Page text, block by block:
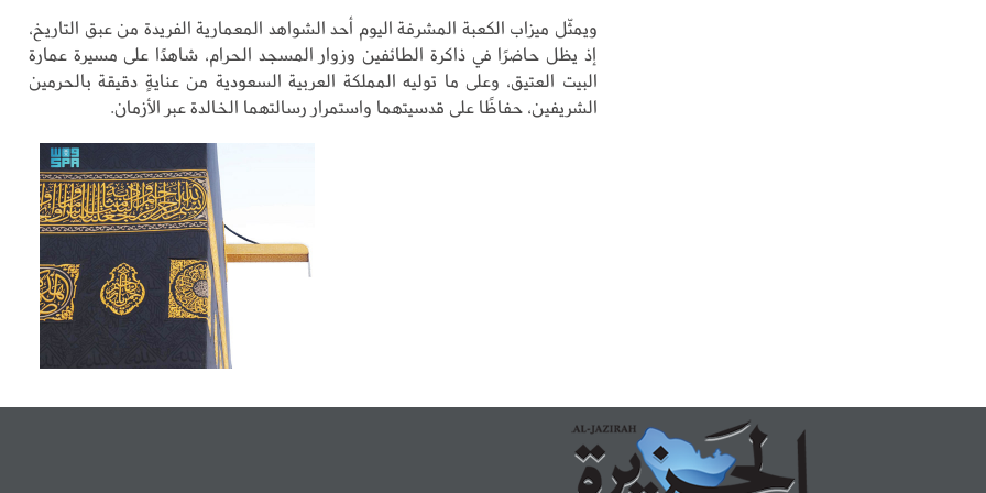
ويمثّل ميزاب الكعبة المشرفة اليوم أحد الشواهد المعمارية الفريدة من عبق التاريخ،
إذ يظل حاضرًا في ذاكرة الطائفين وزوار المسجد الحرام، شاهدًا على مسيرة عمارة
البيت العتيق، وعلى ما توليه المملكة العربية السعودية من عنايةٍ دقيقة بالحرمين
الشريفين، حفاظًا على قدسيتهما واستمرار رسالتهما الخالدة عبر الأزمان.